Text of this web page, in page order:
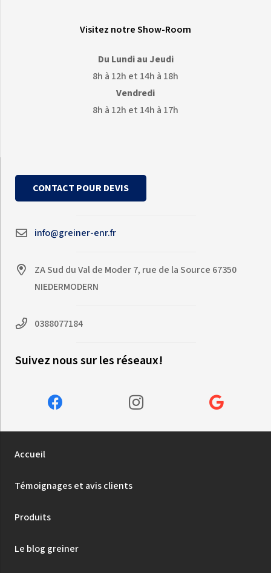
Visitez notre Show-Room
Du Lundi au Jeudi
8h à 12h et 14h à 18h
Vendredi
8h à 12h et 14h à 17h
CONTACT POUR DEVIS
info@greiner-enr.fr
ZA Sud du Val de Moder 7, rue de la Source 67350
NIEDERMODERN
0388077184
Suivez nous sur les réseaux!
Accueil
Témoignages et avis clients
Produits
Le blog greiner